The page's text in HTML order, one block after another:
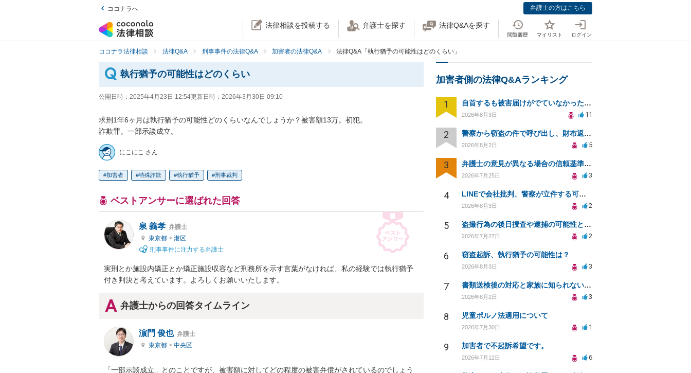
ココナラへ 弁護士の方はこちら
法律相談を投稿する 弁護士を探す 法律Q&Aを探す
閲覧履歴 マイリスト ログイン
ココナラ法律相談 法律Q&A 刑事事件の法律Q&A 加害者の法律Q&A 法律Q&A「執行猶予の可能性はどのくらい」
執行猶予の可能性はどのくらい
公開日時： 2025年4月23日 12:54更新日時： 2026年3月30日 09:10
求刑1年6ヶ月は執行猶予の可能性どのくらいなんでしょうか？被害額13万。初犯。
詐欺罪。一部示談成立。
にこにこ さん
加害者 特殊詐欺 執行猶予 刑事裁判
ベストアンサーに選ばれた回答
泉 義孝 弁護士
東京都 > 港区
刑事事件に注力する弁護士
実刑とか施設内矯正とか矯正施設収容など刑務所を示す言葉がなければ、私の経験では執行猶予
付き判決と考えています。よろしくお願いいたします。
弁護士からの回答タイムライン
濵門 俊也 弁護士
東京都 > 中央区
「一部示談成立」とのことですが、被害額に対してどの程度の被害弁償がされているのでしょう
加害者側の法律Q&Aランキング
1 自首するも被害届けがでていなかった場合
2026年8月3日 11
2 警察から窃盗の件で呼び出し、財布返却で自首すべきか？
2026年8月2日 5
3 弁護士の意見が異なる場合の信頼基準について教えてください
2026年7月25日 3
4 LINEで会社批判、警察が立件する可能性は？
2026年8月3日 2
5 盗撮行為の後日捜査や逮捕の可能性と初動対応について
2026年7月27日 2
6 窃盗起訴、執行猶予の可能性は？
2026年8月3日 3
7 書類送検後の対応と家族に知られないための手続きについて相談
2026年8月2日 3
8 児童ポルノ法適用について
2026年7月30日 1
9 加害者で不起訴希望です。
2026年7月12日 6